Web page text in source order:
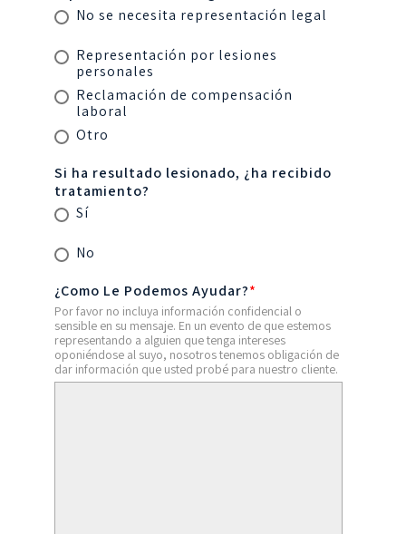
No se necesita representación legal
Representación por lesiones
personales
Reclamación de compensación
laboral
Otro
Si ha resultado lesionado, ¿ha recibido
tratamiento?
Sí
No
¿Como Le Podemos Ayudar?*
Por favor no incluya información confidencial o
sensible en su mensaje. En un evento de que estemos
representando a alguien que tenga intereses
oponiéndose al suyo, nosotros tenemos obligación de
dar información que usted probé para nuestro cliente.